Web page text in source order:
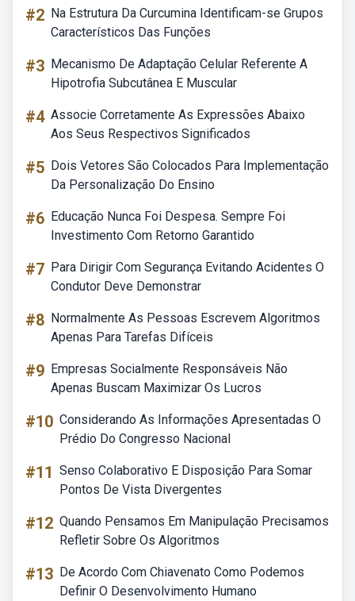
#2 Na Estrutura Da Curcumina Identificam-se Grupos
Característicos Das Funções
#3 Mecanismo De Adaptação Celular Referente A
Hipotrofia Subcutânea E Muscular
#4 Associe Corretamente As Expressões Abaixo
Aos Seus Respectivos Significados
#5 Dois Vetores São Colocados Para Implementação
Da Personalização Do Ensino
#6 Educação Nunca Foi Despesa. Sempre Foi
Investimento Com Retorno Garantido
#7 Para Dirigir Com Segurança Evitando Acidentes O
Condutor Deve Demonstrar
#8 Normalmente As Pessoas Escrevem Algoritmos
Apenas Para Tarefas Difíceis
#9 Empresas Socialmente Responsáveis Não
Apenas Buscam Maximizar Os Lucros
#10 Considerando As Informações Apresentadas O
Prédio Do Congresso Nacional
#11 Senso Colaborativo E Disposição Para Somar
Pontos De Vista Divergentes
#12 Quando Pensamos Em Manipulação Precisamos
Refletir Sobre Os Algoritmos
#13 De Acordo Com Chiavenato Como Podemos
Definir O Desenvolvimento Humano